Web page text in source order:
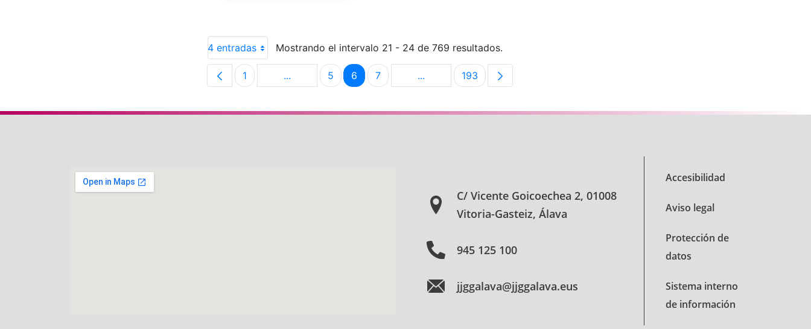
4 entradas Mostrando el intervalo 21 - 24 de 769 resultados.
Página
1 ...Páginas intermedias Use TAB para desplazarse.
Página
5 Página
6 Página
7 ...Páginas intermedias Use TAB para desplazarse.
Página
193
C/ Vicente Goicoechea 2, 01008
Vitoria-Gasteiz, Álava
945 125 100
jjggalava@jjggalava.eus
Accesibilidad
Aviso legal
Protección de
datos
Sistema interno
de información